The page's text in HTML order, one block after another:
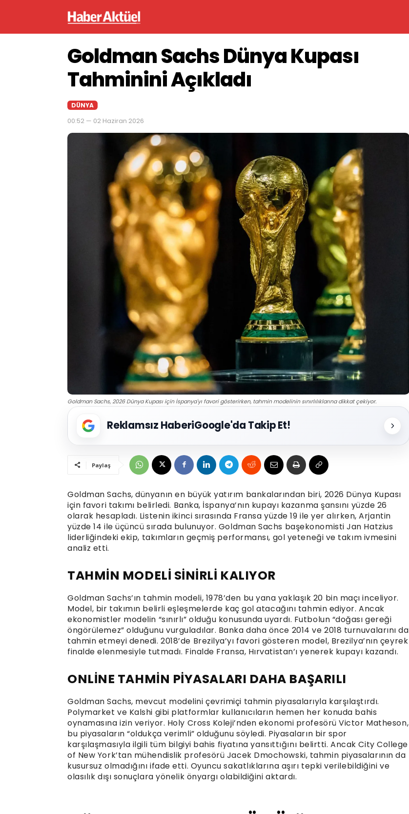
Goldman Sachs Dünya Kupası
Tahminini Açıkladı
DÜNYA
00:52 — 02 Haziran 2026
Goldman Sachs, 2026 Dünya Kupası için İspanya'yı favori gösterirken, tahmin modelinin sınırlılıklarına dikkat çekiyor.
Reklamsız HaberiGoogle'da Takip Et!
Paylaş
Goldman Sachs, dünyanın en büyük yatırım bankalarından biri, 2026 Dünya Kupası
için favori takımı belirledi. Banka, İspanya’nın kupayı kazanma şansını yüzde 26
olarak hesapladı. Listenin ikinci sırasında Fransa yüzde 19 ile yer alırken, Arjantin
yüzde 14 ile üçüncü sırada bulunuyor. Goldman Sachs başekonomisti Jan Hatzius
liderliğindeki ekip, takımların geçmiş performansı, gol yeteneği ve takım ivmesini
analiz etti.
TAHMİN MODELİ SİNİRLİ KALIYOR
Goldman Sachs’ın tahmin modeli, 1978’den bu yana yaklaşık 20 bin maçı inceliyor.
Model, bir takımın belirli eşleşmelerde kaç gol atacağını tahmin ediyor. Ancak
ekonomistler modelin “sınırlı” olduğu konusunda uyardı. Futbolun “doğası gereği
öngörülemez” olduğunu vurguladılar. Banka daha önce 2014 ve 2018 turnuvalarını da
tahmin etmeyi denedi. 2018’de Brezilya’yı favori gösteren model, Brezilya’nın çeyrek
finalde elenmesiyle tutmadı. Finalde Fransa, Hırvatistan’ı yenerek kupayı kazandı.
ONLİNE TAHMİN PİYASALARI DAHA BAŞARILI
Goldman Sachs, mevcut modelini çevrimiçi tahmin piyasalarıyla karşılaştırdı.
Polymarket ve Kalshi gibi platformlar kullanıcıların hemen her konuda bahis
oynamasına izin veriyor. Holy Cross Koleji’nden ekonomi profesörü Victor Matheson,
bu piyasaların “oldukça verimli” olduğunu söyledi. Piyasaların bir spor
karşılaşmasıyla ilgili tüm bilgiyi bahis fiyatına yansıttığını belirtti. Ancak City College
of New York’tan mühendislik profesörü Jacek Dmochowski, tahmin piyasalarının da
kusursuz olmadığını ifade etti. Oyuncu sakatlıklarına aşırı tepki verilebildiğini ve
olasılık dışı sonuçlara yönelik önyargı olabildiğini aktardı.